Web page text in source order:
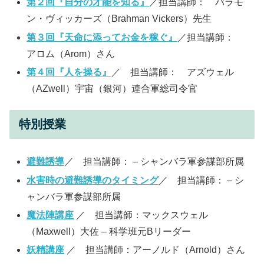
第２回『自分の才能を知る』
／担当講師： バラモ
ン・ヴィッカーズ（Brahman Vickers）先生
第３回『天命に添ってお金を稼ぐ』
／担当講師：
アロム（Arom）さん
第４回『人を操る』
／ 担当講師： アズウェル
（AZwell）宇宙（銀河）連合軍総司令官
特別授業
避難誘導 ／ 担当講師： – シャンバラ軍参謀部所属
水害時の避難誘導のタイミング／ 担当講師： – シ
ャンバラ軍参謀部所属
魔法陣講座 ／ 担当講師：マックスウェル
（Maxwell）大佐 – 科学班元Bリーダー
妖精講座 ／ 担当講師：アーノルド（Arnold）さん